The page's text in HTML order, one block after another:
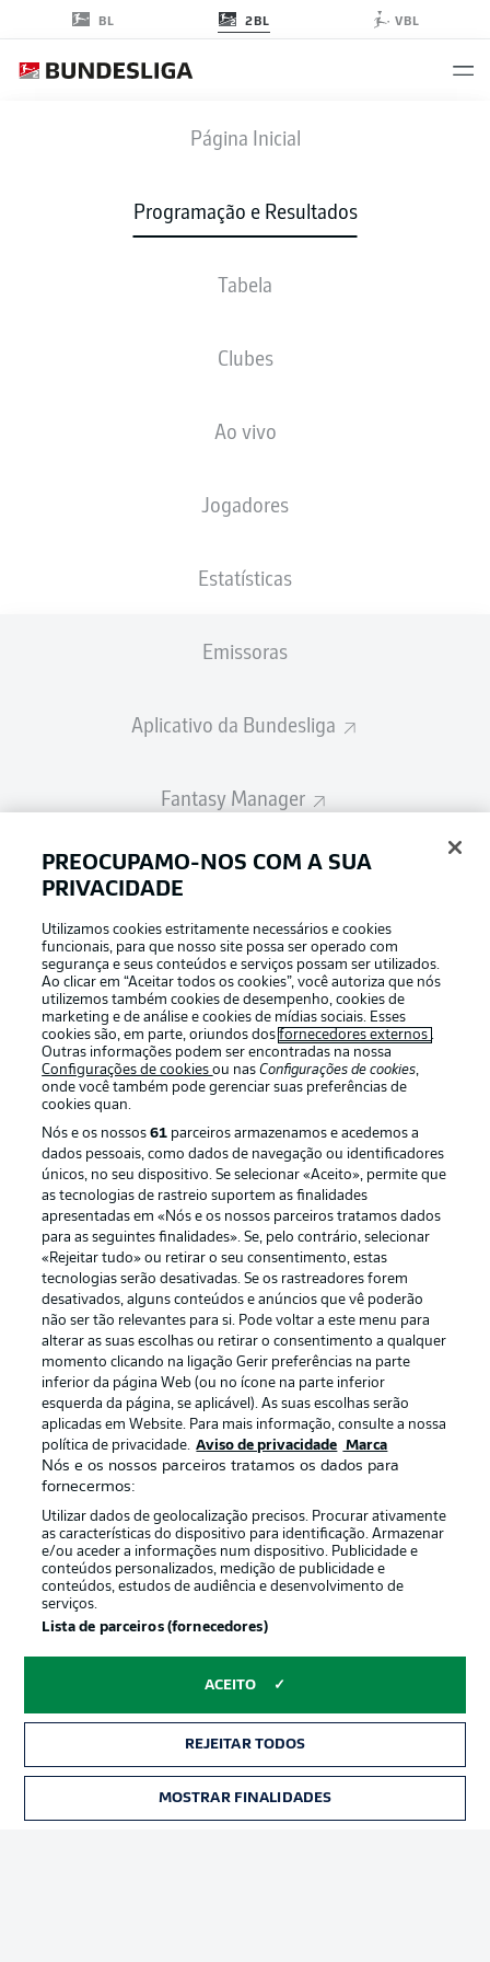
BL 2BL VBL
Página Inicial
Programação e Resultados
Tabela
Clubes
Ao vivo
Jogadores
Estatísticas
Emissoras
Aplicativo da Bundesliga
Fantasy Manager
BUNDESLIGA-GROUP
Escolha seu idioma
Português Modo de visualização
Login
FCE KSV
ESCALAÇÕES
A escalação inicial será divulgada 60
minutos antes do início da partida
Football as it’s meant to be
APLICATIVO DA BUNDESLIGA
Oferecido por
Gerir preferências Aviso de privacidade
Termos de uso Trabalhe conosco
PREOCUPAMO-NOS COM A SUA
PRIVACIDADE
Utilizamos cookies estritamente necessários e cookies
funcionais, para que nosso site possa ser operado com
segurança e seus conteúdos e serviços possam ser utilizados.
Ao clicar em “Aceitar todos os cookies”, você autoriza que nós
utilizemos também cookies de desempenho, cookies de
marketing e de análise e cookies de mídias sociais. Esses
cookies são, em parte, oriundos dosfornecedores externos .
Outras informações podem ser encontradas na nossa
Configurações de cookiesou nasConfigurações de cookies,
onde você também pode gerenciar suas preferências de
cookies quan.
Nós e os nossos61 parceiros armazenamos e acedemos a
dados pessoais, como dados de navegação ou identificadores
únicos, no seu dispositivo. Se selecionar «Aceito», permite que
as tecnologias de rastreio suportem as finalidades
apresentadas em «Nós e os nossos parceiros tratamos dados
para as seguintes finalidades». Se, pelo contrário, selecionar
«Rejeitar tudo» ou retirar o seu consentimento, estas
tecnologias serão desativadas. Se os rastreadores forem
desativados, alguns conteúdos e anúncios que vê poderão
não ser tão relevantes para si. Pode voltar a este menu para
alterar as suas escolhas ou retirar o consentimento a qualquer
momento clicando na ligação Gerir preferências na parte
inferior da página Web (ou no ícone na parte inferior
esquerda da página, se aplicável). As suas escolhas serão
aplicadas em Website. Para mais informação, consulte a nossa
política de privacidade. Aviso de privacidade Marca
Nós e os nossos parceiros tratamos os dados para
fornecermos:
Utilizar dados de geolocalização precisos. Procurar ativamente
as características do dispositivo para identificação. Armazenar
e/ou aceder a informações num dispositivo. Publicidade e
conteúdos personalizados, medição de publicidade e
conteúdos, estudos de audiência e desenvolvimento de
serviços.
Lista de parceiros (fornecedores)
ACEITO
REJEITAR TODOS
MOSTRAR FINALIDADES